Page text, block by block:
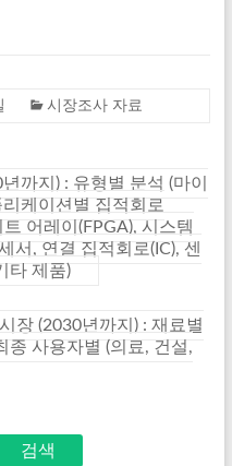
시장조사 자료
까지) : 유형별 분석 (마이
케이션별 집적회로
어레이(FPGA), 시스템
서, 연결 집적회로(IC), 센
타 제품)
장 (2030년까지) : 재료별
종 사용자별 (의료, 건설,
검색